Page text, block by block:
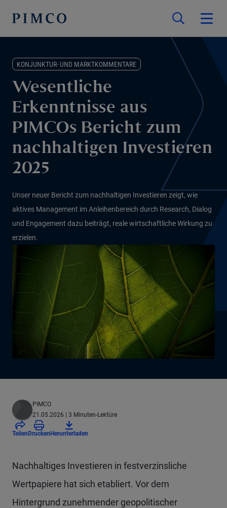
KONJUNKTUR- UND MARKTKOMMENTARE
Wesentliche
Erkenntnisse aus
PIMCOs Bericht zum
nachhaltigen Investieren
2025
Unser neuer Bericht zum nachhaltigen Investieren zeigt, wie
aktives Management im Anleihenbereich durch Research, Dialog
und Engagement dazu beiträgt, reale wirtschaftliche Wirkung zu
erzielen.
PIMCO
21.05.2026 | 3 Minuten-Lektüre
Teilen Drucken Herunterladen
Nachhaltiges Investieren in festverzinsliche
Wertpapiere hat sich etabliert. Vor dem
Hintergrund zunehmender geopolitischer